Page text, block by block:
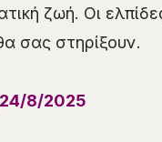
ζωή. Οι
σας στηρίξουν.
24/8/2025